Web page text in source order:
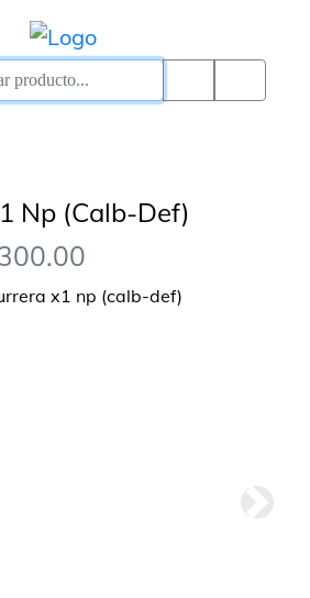
Np (Calb-Def)